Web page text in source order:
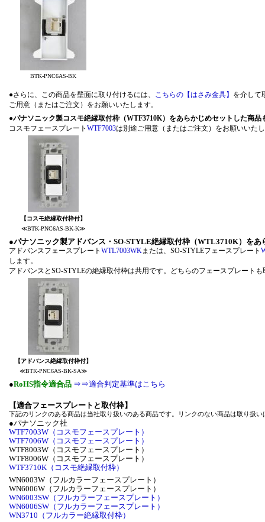
BTK-PNC6AS-BK
●さらに、この商品を壁面に取り付けるには、 こちらの【はさみ金具】 を介して
ご用意（またはご注文）をお願いいたします。
●パナソニック製コスモ絶縁取付枠（WTF3710K）をあらかじめセットした商品
コスモフェースプレート WTF7003は別途ご用意（またはご注文）をお願
【コスモ絶縁取付枠付】
≪BTK-PNC6AS-BK-K≫
●パナソニック製アドバンス・SO-STYLE絶縁取付枠（WTL3710K）を
アドバンスフェースプレート WTL7003WK または、SO-STYLEフェースプレート
します。
アドバンスとSO-STYLEの絶縁取付枠は共用です。どちらのフェースプ
【アドバンス絶縁取付枠付】
≪BTK-PNC6AS-BK-SA≫
●RoHS指令適合品 ⇒⇒適合判定基準はこちら
【適合フェースプレートと取付枠】
下記のリンクのある商品は当社取り扱いのある商品です。リンクのない商品は取り扱
●パナソニック社
WTF7003W（コスモフェースプレート）
WTF7006W（コスモフェースプレート）
WTF8003W（コスモフェースプレート）
WTF8006W（コスモフェースプレート）
WTF3710K（コスモ絶縁取付枠）
WN6003W（フルカラーフェースプレート）
WN6006W（フルカラーフェースプレート）
WN6003SW（フルカラーフェースプレート）
WN6006SW（フルカラーフェースプレート）
WN3710（フルカラー絶縁取付枠）